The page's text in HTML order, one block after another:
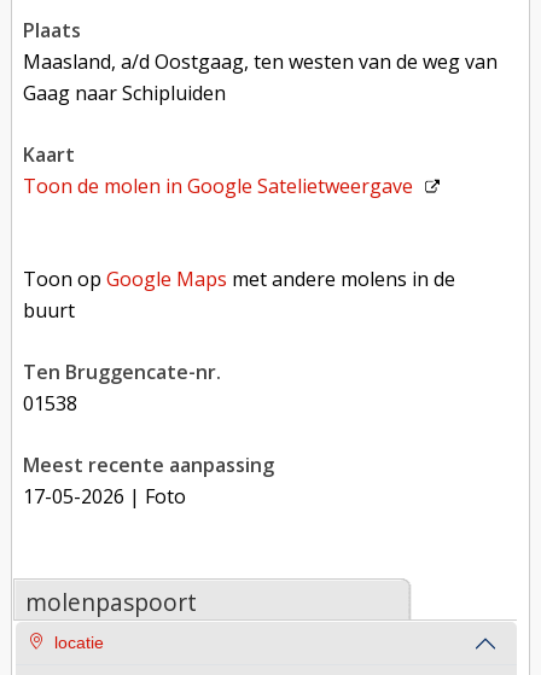
plaats
Maasland, a/d Oostgaag, ten westen van de weg van
Gaag naar Schipluiden
kaart
Toon de molen inGoogle Satelietweergave
Toon opGoogle Maps met andere molens in de
buurt
Ten Bruggencate-nr.
01538
Meest recente aanpassing
17-05-2026 | Foto
molenpaspoort
locatie